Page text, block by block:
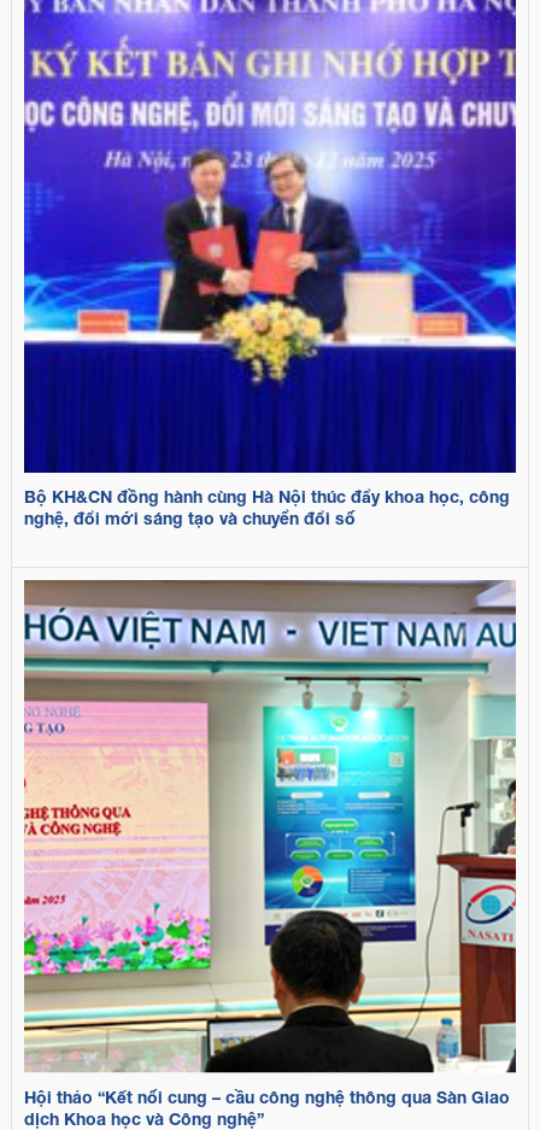
Bộ KH&CN đồng hành cùng Hà Nội thúc đẩy khoa học, công
nghệ, đổi mới sáng tạo và chuyển đổi số
Hội thảo “Kết nối cung – cầu công nghệ thông qua Sàn Giao
dịch Khoa học và Công nghệ”